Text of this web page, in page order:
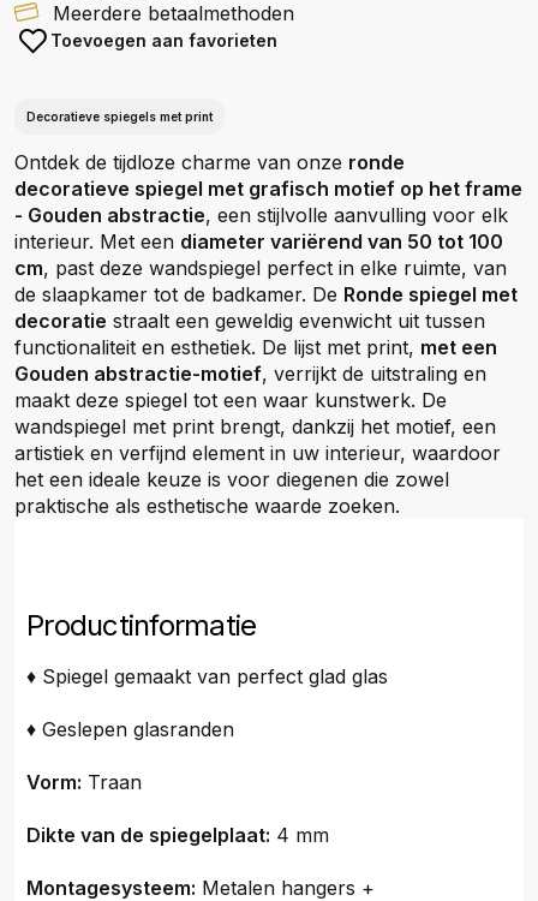
Meerdere betaalmethoden
Toevoegen aan favorieten
Decoratieve spiegels met print
Ontdek de tijdloze charme van onze ronde
decoratieve spiegel met grafisch motief op het frame
- Gouden abstractie, een stijlvolle aanvulling voor elk
interieur. Met een diameter variërend van 50 tot 100
cm, past deze wandspiegel perfect in elke ruimte, van
de slaapkamer tot de badkamer. De Ronde spiegel met
decoratie straalt een geweldig evenwicht uit tussen
functionaliteit en esthetiek. De lijst met print, met een
Gouden abstractie-motief, verrijkt de uitstraling en
maakt deze spiegel tot een waar kunstwerk. De
wandspiegel met print brengt, dankzij het motief, een
artistiek en verfijnd element in uw interieur, waardoor
het een ideale keuze is voor diegenen die zowel
praktische als esthetische waarde zoeken.
Productinformatie
♦ Spiegel gemaakt van perfect glad glas
♦ Geslepen glasranden
Vorm: Traan
Dikte van de spiegelplaat: 4 mm
Montagesysteem: Metalen hangers +